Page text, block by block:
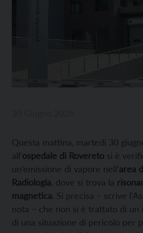
Questa mattina, martedì 30
all’ospedale di Rovereto si è
un’emissione di vapore nell’area
Radiologia , dove si trova la
magnetica. Si precisa – scrive
nota – che non si è trattato di un
di una situazione di pericolo per